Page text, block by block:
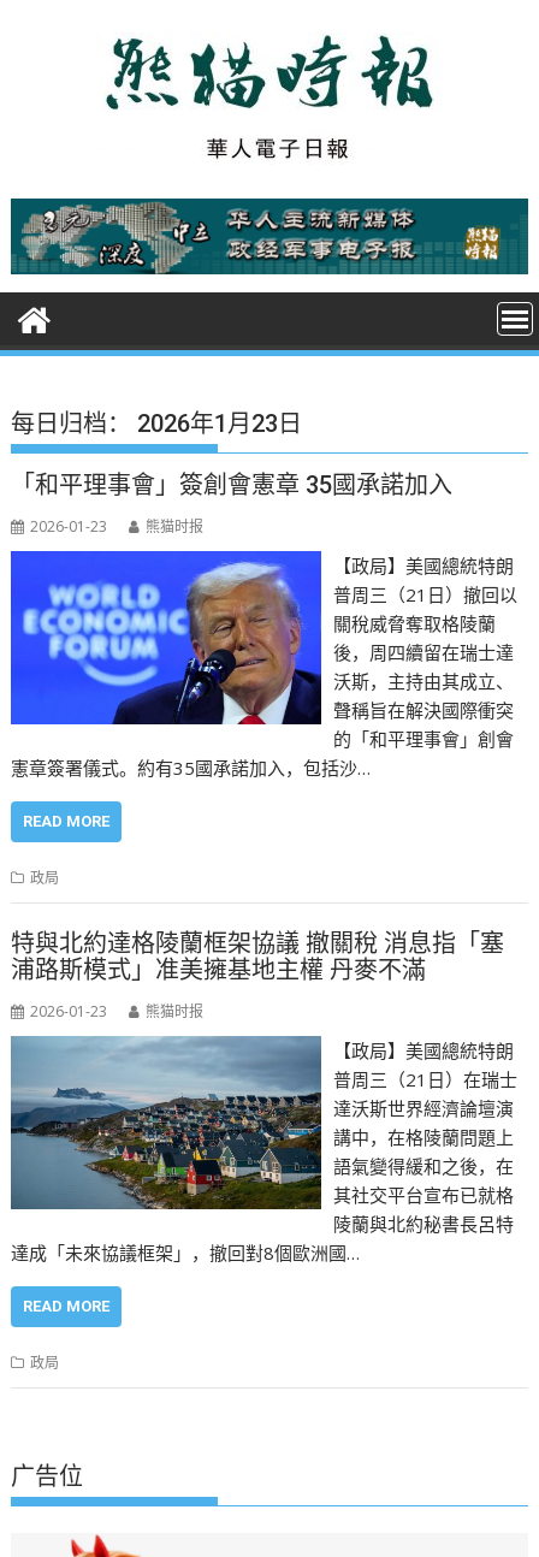
t
每日归档： 2026年1月23日
「和平理事會」簽創會憲章 35國承諾加入
2026-01-23 熊猫时报
【政局】美國總統特朗
普周三（21日）撤回以
關稅威脅奪取格陵蘭
後，周四續留在瑞士達
沃斯，主持由其成立、
聲稱旨在解決國際衝突
的「和平理事會」創會
憲章簽署儀式。約有35國承諾加入，包括沙…
READ MORE
政局
特與北約達格陵蘭框架協議 撤關稅 消息指「塞
浦路斯模式」准美擁基地主權 丹麥不滿
2026-01-23 熊猫时报
【政局】美國總統特朗
普周三（21日）在瑞士
達沃斯世界經濟論壇演
講中，在格陵蘭問題上
語氣變得緩和之後，在
其社交平台宣布已就格
陵蘭與北約秘書長呂特
達成「未來協議框架」，撤回對8個歐洲國…
READ MORE
政局
广告位